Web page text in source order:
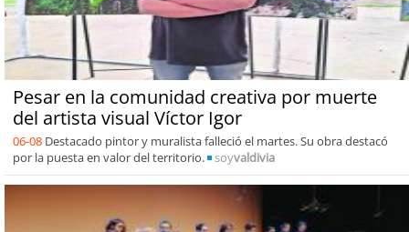
Pesar en la comunidad creativa por muerte
del artista visual Víctor Igor
06-08 Destacado pintor y muralista falleció el martes. Su obra destacó
por la puesta en valor del territorio.
soyvaldivia